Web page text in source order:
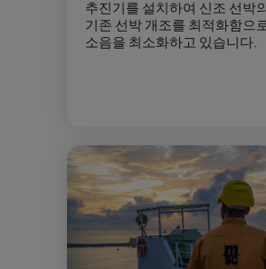
추진기를 설치하여 신조 선박
기존 선박 개조를 최적화함으
소음을 최소화하고 있습니다.